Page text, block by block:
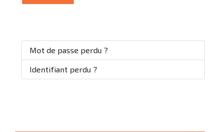
Mot de passe perdu ?
Identifiant perdu ?